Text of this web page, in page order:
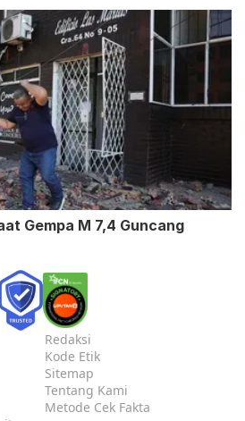
Gempa M 7,4 Guncang
Redaksi
Kode Etik
Sitemap
Tentang Kami
Metode Cek Fakta